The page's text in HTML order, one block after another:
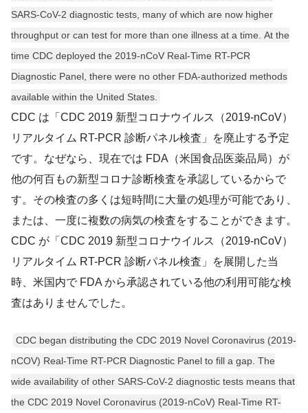
SARS-CoV-2 diagnostic tests, many of which are now higher
throughput or can test for more than one illness at a time. At the
time CDC deployed the 2019-nCoV Real-Time RT-PCR
Diagnostic Panel, there were no other FDA-authorized methods
available within the United States.
CDC は「CDC 2019 新型コロナウイルス（2019-nCoV）
リアルタイム RT-PCR 診断パネル検査」を廃止する予定
です。なぜなら、現在では FDA（米国食品医薬品局）が
他の何百もの新型コロナ診断検査を承認しているからで
す。その検査の多くは短時間に大量の処理が可能であり、
または、一度に複数の病気の検査をすることができます。
CDC が「CDC 2019 新型コロナウイルス（2019-nCoV）
リアルタイム RT-PCR 診断パネル検査」を展開した当
時、米国内で FDA から承認されている他の利用可能な検
査はありませんでした。
CDC began distributing the CDC 2019 Novel Coronavirus (2019-
nCOV) Real-Time RT-PCR Diagnostic Panel to fill a gap. The
wide availability of other SARS-CoV-2 diagnostic tests means that
the CDC 2019 Novel Coronavirus (2019-nCoV) Real-Time RT-